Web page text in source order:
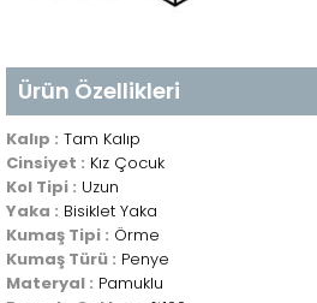
Ürün Özellikleri
Kalıp : Tam Kalıp
Cinsiyet : Kız Çocuk
Kol Tipi : Uzun
Yaka : Bisiklet Yaka
Kumaş Tipi : Örme
Kumaş Türü : Penye
Materyal : Pamuklu